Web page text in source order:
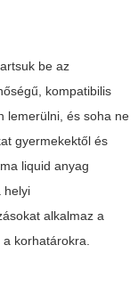
be az
kompatibilis
lemerülni, és soha ne
gyermekektől és
liquid anyag
helyi
alkalmaz a
korhatárokra.